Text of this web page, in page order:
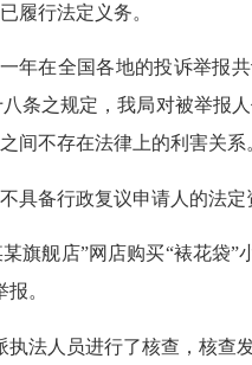
履行法定义务。
在全国各地的投诉举报
条之规定，我局对被举报
间不存在法律上的利害关系
备行政复议申请人的法定
舰店”网店购买“裱花袋
。
人员进行了核查，核查